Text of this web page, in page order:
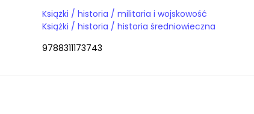
Książki / historia / militaria i wojskowość
Książki / historia / historia średniowieczna
9788311173743